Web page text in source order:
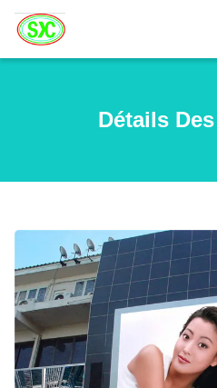
Détails